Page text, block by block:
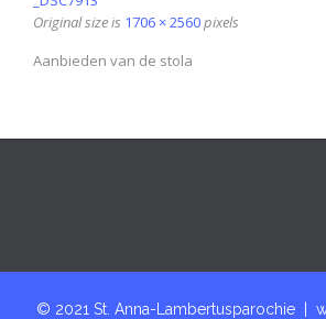
Original size is 1706 × 2560pixels
Aanbieden van de stola
© 2021 St. Anna-Lambertusparochie |